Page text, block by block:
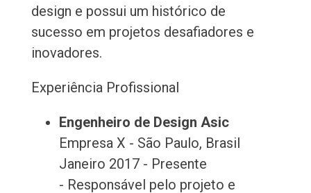
design e possui um histórico de
sucesso em projetos desafiadores e
inovadores.
Experiência Profissional
Engenheiro de Design Asic
Empresa X - São Paulo, Brasil
Janeiro 2017 - Presente
- Responsável pelo projeto e